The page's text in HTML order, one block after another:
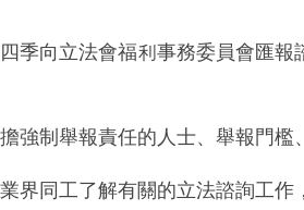
向立法會福利事務委員會匯
制舉報責任的人士、舉報門檻
同工了解有關的立法諮詢工作